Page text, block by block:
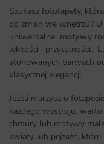
Szukasz fototapety,
do zmian we wnętrzu?
uniwersalne motywy
lekkości i przytulności.
stonowanych barwach
klasycznej elegancji.
Jeżeli marzysz o
każdego wystroju,
chmury lub motywy
kwiaty lub pejzaże,